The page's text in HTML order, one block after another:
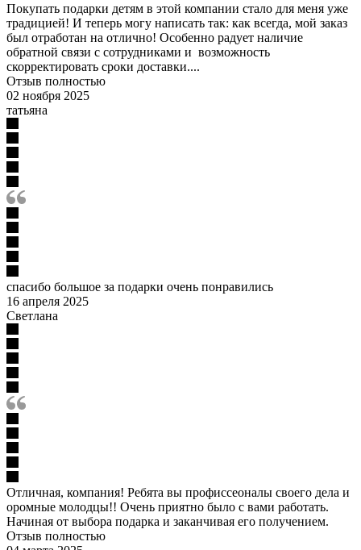
Покупать подарки детям в этой компании стало для меня уже
традицией! И теперь могу написать так: как всегда, мой заказ
был отработан на отлично! Особенно радует наличие
обратной связи с сотрудниками и возможность
скорректировать сроки доставки....
Отзыв полностью
02 ноября 2025
татьяна
спасибо большое за подарки очень понравились
16 апреля 2025
Светлана
Отличная, компания! Ребята вы профиссеоналы своего дела и
оромные молодцы!! Очень приятно было с вами работать.
Начиная от выбора подарка и заканчивая его получением.
Отзыв полностью